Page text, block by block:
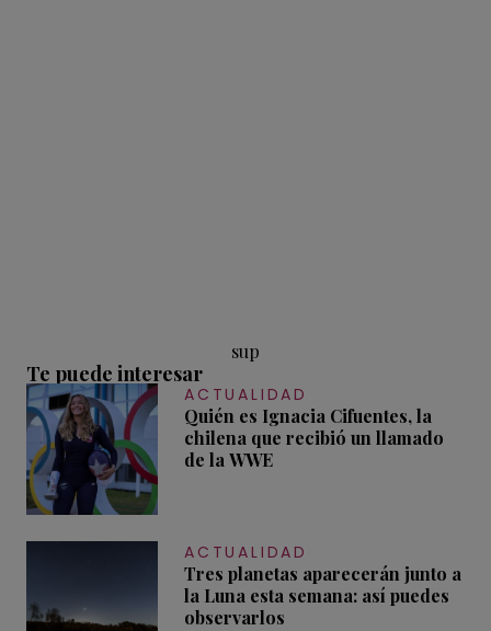
sup
Te puede interesar
ACTUALIDAD
Quién es Ignacia Cifuentes, la
chilena que recibió un llamado
de la WWE
ACTUALIDAD
Tres planetas aparecerán junto a
la Luna esta semana: así puedes
observarlos